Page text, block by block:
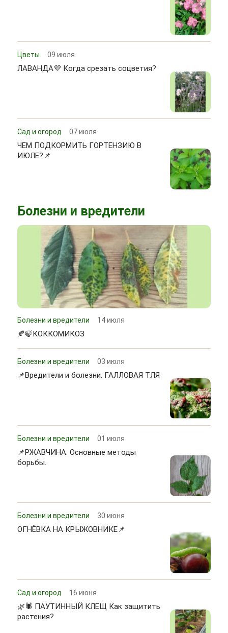
Цветы 09 июля
ЛАВАНДА💜 Когда срезать соцветия?
Сад и огород 07 июля
ЧЕМ ПОДКОРМИТЬ ГОРТЕНЗИЮ В
ИЮЛЕ?📌
Болезни и вредители
Болезни и вредители 14 июля
🍂🍃КОККОМИКОЗ
Болезни и вредители 03 июля
📌Вредители и болезни. ГАЛЛОВАЯ ТЛЯ
Болезни и вредители 01 июля
📌РЖАВЧИНА. Основные методы
борьбы.
Болезни и вредители 30 июня
ОГНЁВКА НА КРЫЖОВНИКЕ📌
Сад и огород 16 июня
🌿🕷 ПАУТИННЫЙ КЛЕЩ Как защитить
растения?